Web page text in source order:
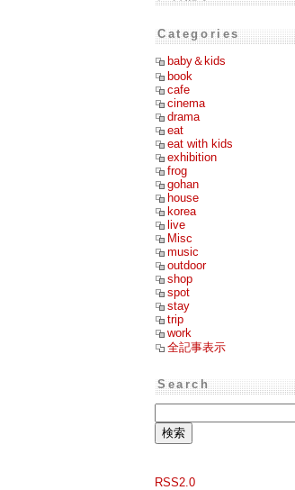
Categories
baby＆kids
book
cafe
cinema
drama
eat
eat with kids
exhibition
frog
gohan
house
korea
live
Misc
music
outdoor
shop
spot
stay
trip
work
全記事表示
Search
RSS2.0